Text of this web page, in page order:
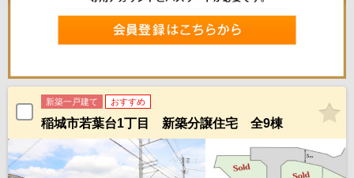
新築一戸建て おすすめ
稲城市若葉台1丁目 新築分譲住宅 全9棟